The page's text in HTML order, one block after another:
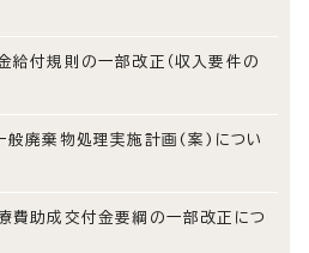
給付規則の一部改正（収入要件の
般廃棄物処理実施計画(案)につい
費助成交付金要綱の一部改正につ